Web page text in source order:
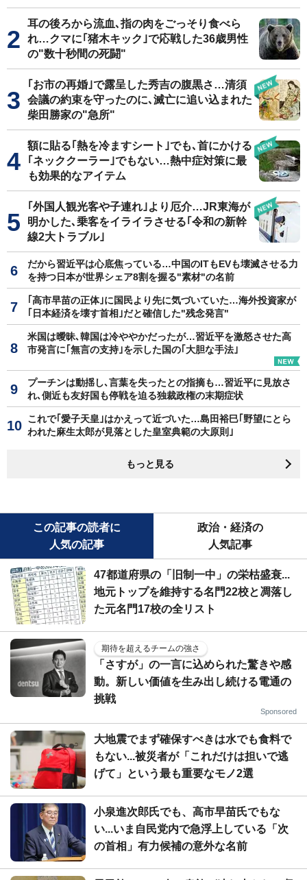
耳の後ろから流血､指の肉をごっそり食べら
れ…クマに｢猪木キック｣で応戦した36歳男性
の"数十秒間の死闘"
｢お市の再婚｣で露呈した秀吉の腹黒さ…清須
会議の約束を守ったのに､滅亡に追い込まれた
柴田勝家の"急所"
額に貼る｢熱を冷ますシート｣でも､首にかける
｢ネッククーラー｣でもない…熱中症対策に最
も効果的なアイテム
｢外国人観光客や子連れ｣より厄介…JR東海が
明かした､乗客をイライラさせる｢令和の新幹
線2大トラブル｣
だから習近平は心底焦っている…中国のITもEVも壊滅させる力
を持つ日本が世界シェア8割を握る"素材"の名前
｢高市早苗の正体｣に国民より先に気づいていた…海外投資家が
｢日本経済を壊す首相｣だと確信した"残念発言"
米国は曖昧､韓国は冷ややかだったが…習近平を激怒させた高
市発言に｢無言の支持｣を示した国の｢大胆な手法｣
プーチンは動揺し､言葉を失ったとの指摘も…習近平に見放さ
れ､側近も友好国も停戦を迫る独裁政権の末期症状
これで｢愛子天皇｣はかえって近づいた…島田裕巳｢野望にとら
われた麻生太郎が見落とした皇室典範の大原則｣
もっと見る
この記事の読者に
人気の記事
政治・経済の
人気記事
47都道府県の「旧制一中」の栄枯盛衰...
地元トップを維持する名門22校と凋落し
た元名門17校の全リスト
期待を超えるチームの強さ
「さすが」の一言に込められた驚きや感
動。新しい価値を生み出し続ける電通の
挑戦
Sponsored
大地震でまず確保すべきは水でも食料で
もない...被災者が「これだけは担いで逃
げて」という最も重要なモノ2選
小泉進次郎氏でも、高市早苗氏でもな
い...いま自民党内で急浮上している「次
の首相」有力候補の意外な名前